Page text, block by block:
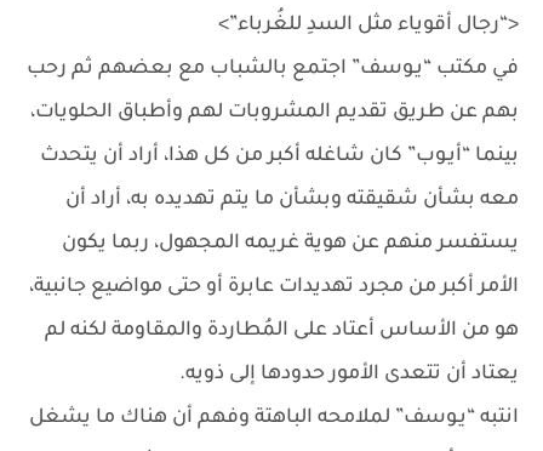
<“رجال أقوياء مثل السدِ للغُرباء”>
في مكتب “يـوسف” اجتمع بالشباب مع بعضهم ثم رحب
بهم عن طريق تقديم المشروبات لهم وأطباق الحلويات،
بينما “أيـوب” كان شاغله أكبر من كل هذا، أراد أن يتحدث
معه بشأن شقيقته وبشأن ما يتم تهديده به، أراد أن
يستفسر منهم عن هوية غريمه المجهول، ربما يكون
الأمر أكبر من مجرد تهديدات عابرة أو حتى مواضيع جانبية،
هو من الأساس أعتاد على المُطاردة والمقاومة لكنه لم
يعتاد أن تتعدى الأمور حدودها إلى ذويه.
انتبه “يـوسف” لملامحه الباهتة وفهم أن هناك ما يشغل